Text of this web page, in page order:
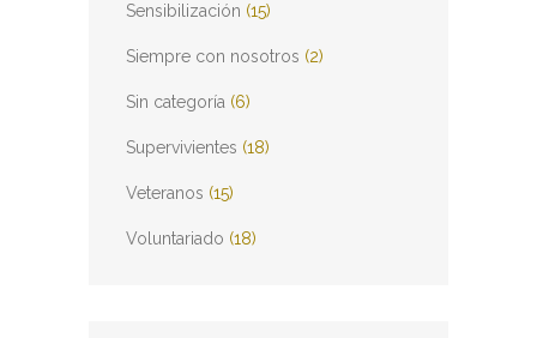
Sensibilización (15)
Siempre con nosotros (2)
Sin categoría (6)
Supervivientes (18)
Veteranos (15)
Voluntariado (18)